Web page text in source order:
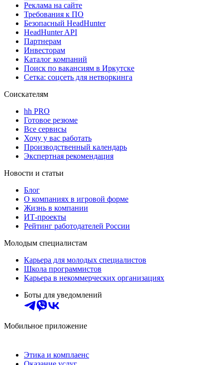
Реклама на сайте
Требования к ПО
Безопасный HeadHunter
HeadHunter API
Партнерам
Инвесторам
Каталог компаний
Поиск по вакансиям в Иркутске
Сетка: соцсеть для нетворкинга
Соискателям
hh PRO
Готовое резюме
Все сервисы
Хочу у вас работать
Производственный календарь
Экспертная рекомендация
Новости и статьи
Блог
О компаниях в игровой форме
Жизнь в компании
ИТ-проекты
Рейтинг работодателей России
Молодым специалистам
Карьера для молодых специалистов
Школа программистов
Карьера в некоммерческих организациях
Боты для уведомлений
Мобильное приложение
Этика и комплаенс